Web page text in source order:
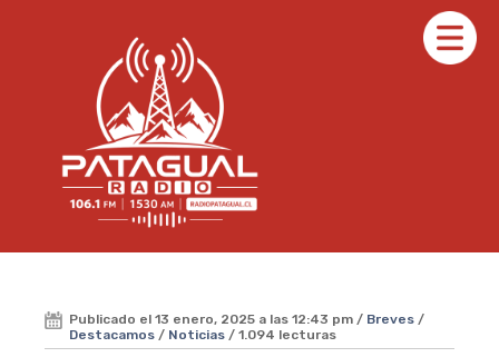
Publicado el 13 enero, 2025 a las 12:43 pm / Breves /
Destacamos / Noticias / 1.094 lecturas